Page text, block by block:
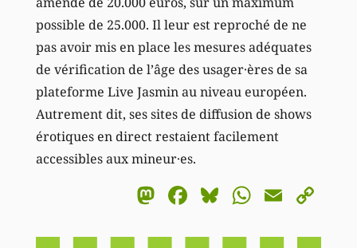
possible de 25.000. Il leur est reproché de ne
pas avoir mis en place les mesures adéquates
de vérification de l’âge des usager·ères de sa
plateforme Live Jasmin au niveau européen.
Autrement dit, ses sites de diffusion de shows
érotiques en direct restaient facilement
accessibles aux mineur·es.
Mastodon
Facebook
BlueskyEmail